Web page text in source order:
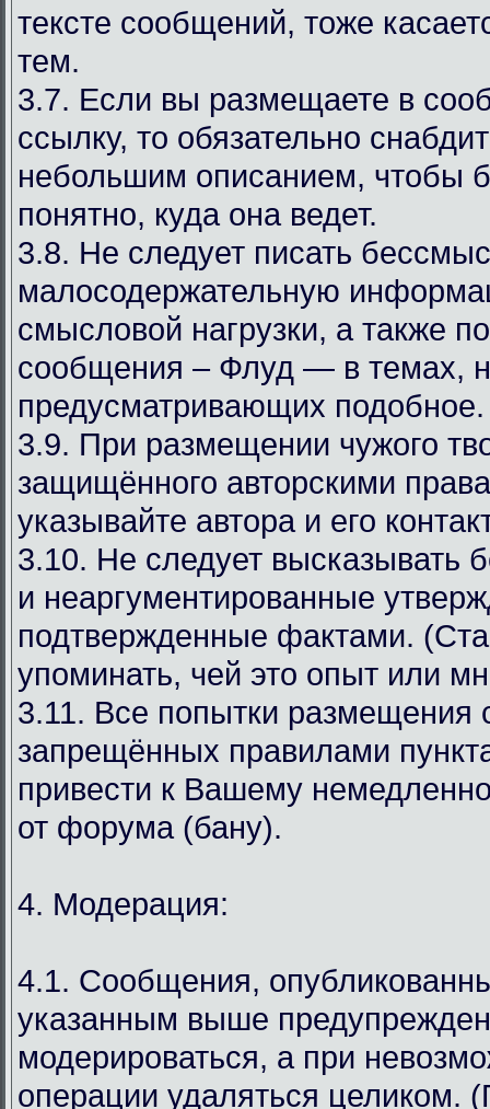
тексте сообщений, тоже
тем.
3.7. Если вы размещаете в
ссылку, то обязательно
небольшим описанием, чтобы
понятно, куда она ведет.
3.8. Не следует писать
малосодержательную
смысловой нагрузки, а также
сообщения – Флуд — в темах,
предусматривающих подобное.
3.9. При размещении чужого
защищённого авторскими
указывайте автора и его
3.10. Не следует высказывать
и неаргументированные
подтвержденные фактами.
упоминать, чей это опыт или
3.11. Все попытки размещения
запрещённых правилами
привести к Вашему
от форума (бану).
4. Модерация:
4.1. Сообщения,
указанным выше
модерироваться, а при
операции удаляться целиком.